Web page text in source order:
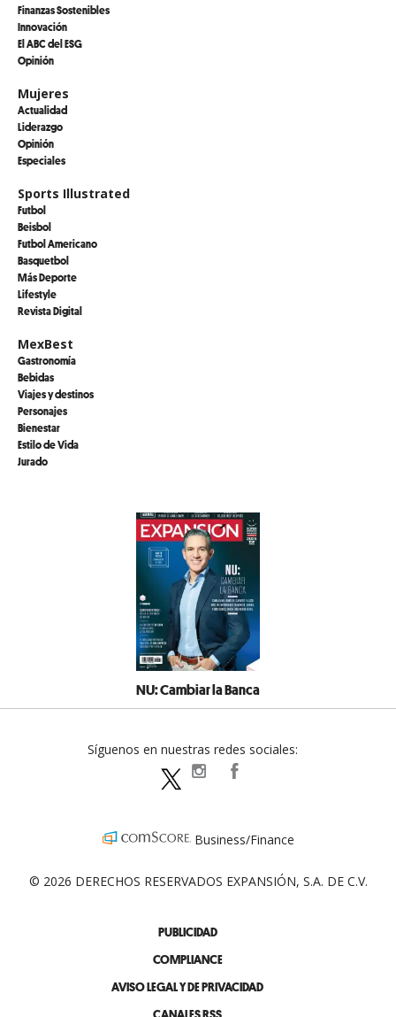
Finanzas Sostenibles
Innovación
El ABC del ESG
Opinión
Mujeres
Actualidad
Liderazgo
Opinión
Especiales
Sports Illustrated
Futbol
Beisbol
Futbol Americano
Basquetbol
Más Deporte
Lifestyle
Revista Digital
MexBest
Gastronomía
Bebidas
Viajes y destinos
Personajes
Bienestar
Estilo de Vida
Jurado
NU: Cambiar la Banca
PUBLICIDAD
COMPLIANCE
AVISO LEGAL Y DE PRIVACIDAD
Síguenos en nuestras redes sociales:
expansionpolitica
Business/Finance
© 2026 DERECHOS RESERVADOS EXPANSIÓN, S.A. DE C.V.